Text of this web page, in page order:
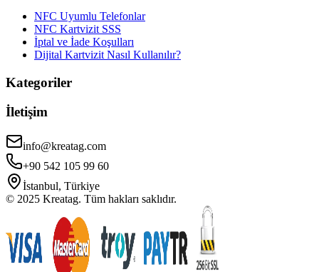
NFC Uyumlu Telefonlar
NFC Kartvizit SSS
İptal ve İade Koşulları
Dijital Kartvizit Nasıl Kullanılır?
Kategoriler
İletişim
info@kreatag.com
+90 542 105 99 60
İstanbul, Türkiye
© 2025 Kreatag. Tüm hakları saklıdır.